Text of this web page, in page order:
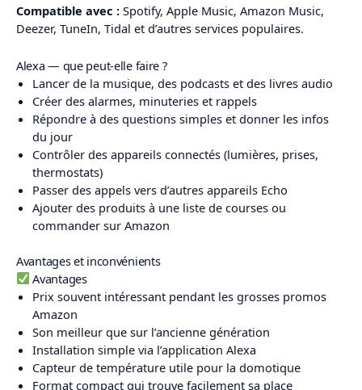
Compatible avec : Spotify, Apple Music, Amazon Music,
Deezer, TuneIn, Tidal et d’autres services populaires.
Alexa — que peut-elle faire ?
Lancer de la musique, des podcasts et des livres audio
Créer des alarmes, minuteries et rappels
Répondre à des questions simples et donner les infos
du jour
Contrôler des appareils connectés (lumières, prises,
thermostats)
Passer des appels vers d’autres appareils Echo
Ajouter des produits à une liste de courses ou
commander sur Amazon
Avantages et inconvénients
Avantages
Prix souvent intéressant pendant les grosses promos
Amazon
Son meilleur que sur l’ancienne génération
Installation simple via l’application Alexa
Capteur de température utile pour la domotique
Format compact qui trouve facilement sa place